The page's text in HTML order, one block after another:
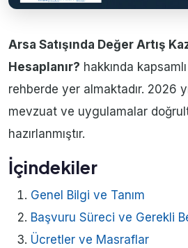
Arsa Satışında Değer Artış
Hesaplanır? hakkında
rehberde yer almaktadır. 2026
mevzuat ve uygulamalar
hazırlanmıştır.
İçindekiler
Genel Bilgi ve Tanım
Başvuru Süreci ve Gerekli
Ücretler ve Masraflar